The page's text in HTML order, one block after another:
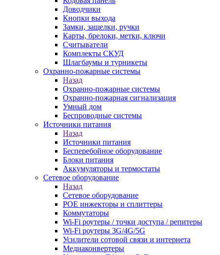
Доводчики
Кнопки выхода
Замки, защелки, ручки
Карты, брелоки, метки, ключи
Считыватели
Комплекты СКУД
Шлагбаумы и турникеты
Охранно-пожарные системы
Назад
Охранно-пожарные системы
Охранно-пожарная сигнализация
Умный дом
Беспроводные системы
Источники питания
Назад
Источники питания
Бесперебойное оборудование
Блоки питания
Аккумуляторы и термостаты
Сетевое оборудование
Назад
Сетевое оборудование
POE инжекторы и сплиттеры
Коммутаторы
Wi-Fi роутеры / точки доступа / репитеры
Wi-Fi роутеры 3G/4G/5G
Усилители сотовой связи и интернета
Медиаконвертеры